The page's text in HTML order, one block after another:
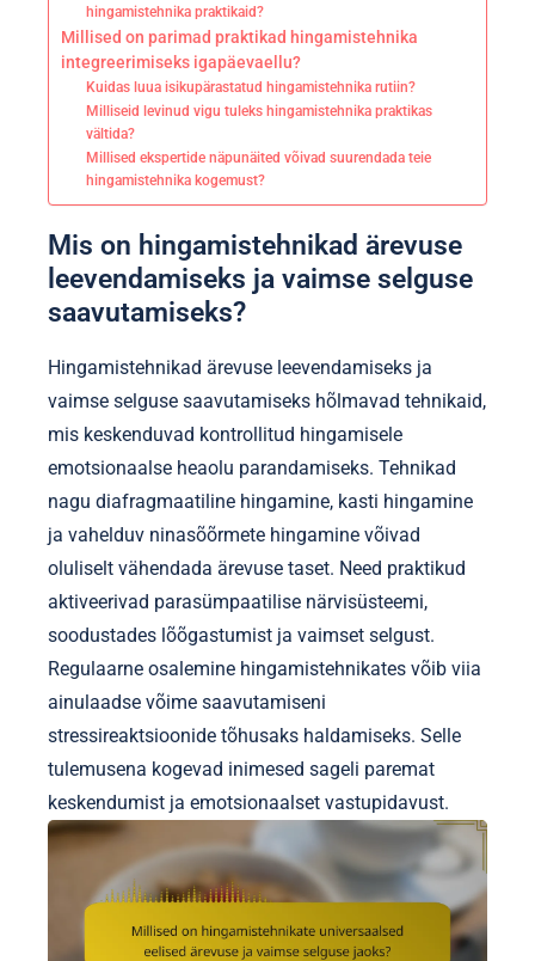
hingamistehnika praktikaid?
Millised on parimad praktikad hingamistehnika
integreerimiseks igapäevaellu?
Kuidas luua isikupärastatud hingamistehnika rutiin?
Milliseid levinud vigu tuleks hingamistehnika praktikas
vältida?
Millised ekspertide näpunäited võivad suurendada teie
hingamistehnika kogemust?
Mis on hingamistehnikad ärevuse
leevendamiseks ja vaimse selguse
saavutamiseks?
Hingamistehnikad ärevuse leevendamiseks ja
vaimse selguse saavutamiseks hõlmavad tehnikaid,
mis keskenduvad kontrollitud hingamisele
emotsionaalse heaolu parandamiseks. Tehnikad
nagu diafragmaatiline hingamine, kasti hingamine
ja vahelduv ninasõõrmete hingamine võivad
oluliselt vähendada ärevuse taset. Need praktikud
aktiveerivad parasümpaatilise närvisüsteemi,
soodustades lõõgastumist ja vaimset selgust.
Regulaarne osalemine hingamistehnikates võib viia
ainulaadse võime saavutamiseni
stressireaktsioonide tõhusaks haldamiseks. Selle
tulemusena kogevad inimesed sageli paremat
keskendumist ja emotsionaalset vastupidavust.